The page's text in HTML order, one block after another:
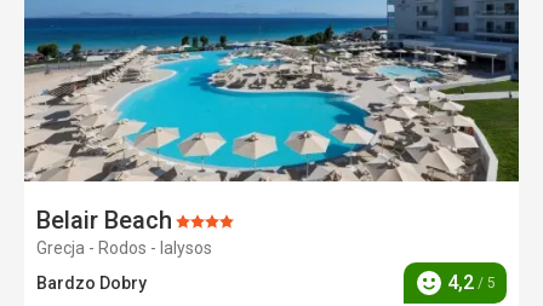
Belair Beach Ocena:
4/5
Grecja - Rodos - Ialysos
Bardzo Dobry
Ocena
4,2 / 5